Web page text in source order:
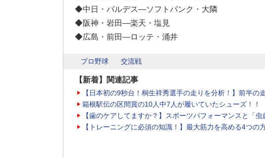
◆中日・バルデス―ソフトバンク・大隣
◆阪神・岩田―楽天・塩見
◆広島・前田―ロッテ・涌井
プロ野球 交流戦
【新着】関連記事
【日本初の9秒台！桐生祥秀選手の走りを分析！】前半の
箱根駅伝の区間賞の10人中7人が履いていたシューズ！！
【歯のケアしてますか？】スポーツパフォーマンスと「虫
【トレーニングに必須の知識！】最大筋力を高める4つの